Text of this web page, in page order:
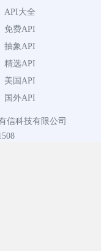
API大全
免费API
抽象API
精选API
美国API
国外API
信科技有限公司